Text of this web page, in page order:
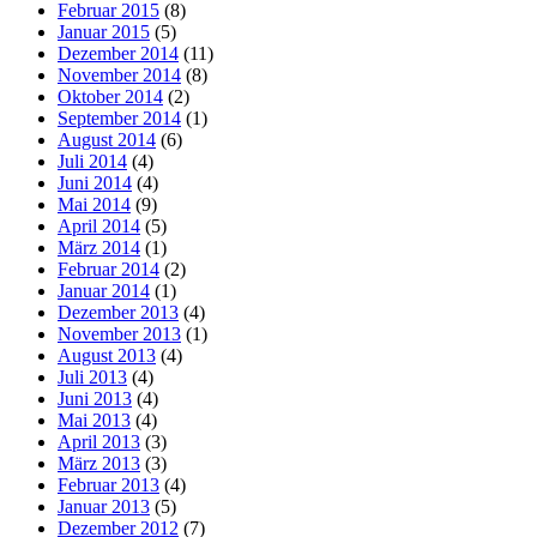
Februar 2015 (8)
Januar 2015 (5)
Dezember 2014 (11)
November 2014 (8)
Oktober 2014 (2)
September 2014 (1)
August 2014 (6)
Juli 2014 (4)
Juni 2014 (4)
Mai 2014 (9)
April 2014 (5)
März 2014 (1)
Februar 2014 (2)
Januar 2014 (1)
Dezember 2013 (4)
November 2013 (1)
August 2013 (4)
Juli 2013 (4)
Juni 2013 (4)
Mai 2013 (4)
April 2013 (3)
März 2013 (3)
Februar 2013 (4)
Januar 2013 (5)
Dezember 2012 (7)